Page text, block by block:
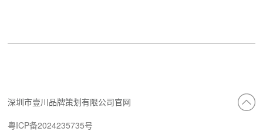
深圳市壹川品牌策划有限公司官网
粤ICP备2024235735号